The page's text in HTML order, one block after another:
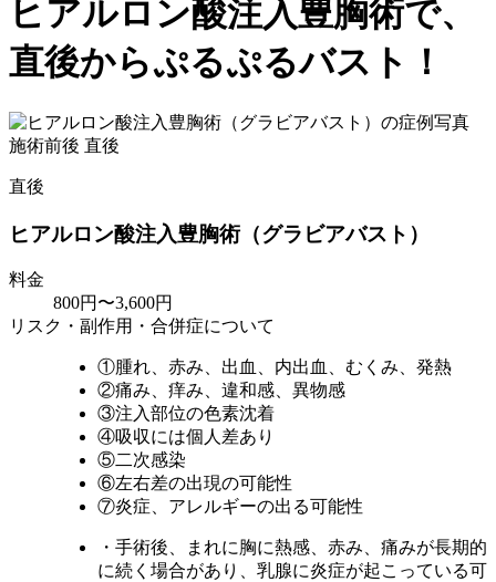
ヒアルロン酸注入豊胸術で、
直後からぷるぷるバスト！
直後
ヒアルロン酸注入豊胸術（グラビアバスト）
料金
800円〜3,600円
リスク・副作用・合併症について
①腫れ、赤み、出血、内出血、むくみ、発熱
②痛み、痒み、違和感、異物感
③注入部位の色素沈着
④吸収には個人差あり
⑤二次感染
⑥左右差の出現の可能性
⑦炎症、アレルギーの出る可能性
・手術後、まれに胸に熱感、赤み、痛みが長期的
に続く場合があり、乳腺に炎症が起こっている可